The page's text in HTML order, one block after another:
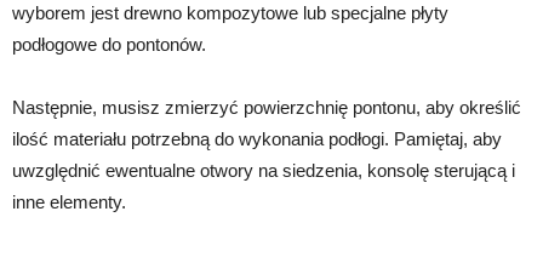
wyborem jest drewno kompozytowe lub specjalne płyty
podłogowe do pontonów.
Następnie, musisz zmierzyć powierzchnię pontonu, aby określić
ilość materiału potrzebną do wykonania podłogi. Pamiętaj, aby
uwzględnić ewentualne otwory na siedzenia, konsolę sterującą i
inne elementy.